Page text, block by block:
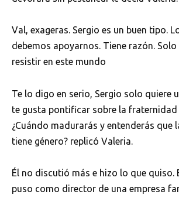
Val, exageras. Sergio es un buen tipo.
debemos apoyarnos. Tiene razón.
resistir en este mundo
Te lo digo en serio, Sergio solo quiere
te gusta pontificar sobre la fraternidad
¿Cuándo madurarás y entenderás que
tiene género? replicó Valeria.
Él no discutió más e hizo lo que quiso.
puso como director de una empresa